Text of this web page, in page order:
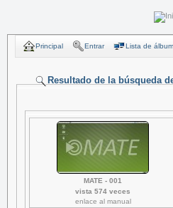
Principal Entrar Lista de
Resultado de la búsqueda
MATE - 001
vista 574 veces
enlace al manual